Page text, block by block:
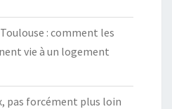
: comment les
vie à un logement
pas forcément plus loin